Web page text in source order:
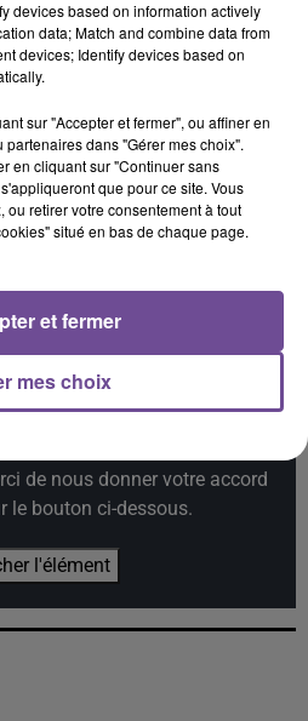
SWIMS
Know It All
SAM SMITH
Stay With Me
de nous donner votre accord
le bouton ci-dessous.
l'élément
devices based on information actively
data; Match and combine data from
devices; Identify devices based on
sur "Accepter et fermer", ou affiner en
dans "Gérer mes choix".
en cliquant sur "Continuer sans
que pour ce site. Vous
ou retirer votre consentement à tout
situé en bas de chaque page.
mes choix
et fermer